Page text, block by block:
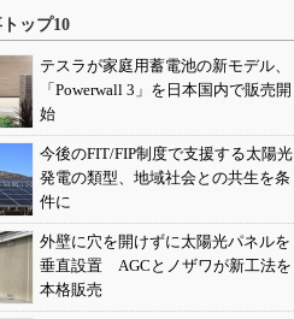
ップ10
テスラが家庭用蓄電池の新モデル、
「Powerwall 3」を日本国内で販売開
始
今後のFIT/FIP制度で支援する太陽光
発電の類型、地域社会との共生を条
件に
外壁に穴を開けずに太陽光パネルを
垂直設置 AGCとノザワが新工法を
本格販売